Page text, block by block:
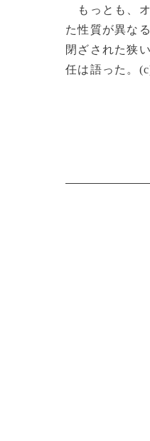
もっとも、オ
た性質が異な
閉ざされた狭
任は語った。